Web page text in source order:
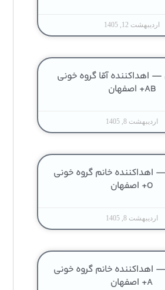
اردیبهشت 12, 1405
اهداکننده آقا گروه خونی
AB+ اصفهان
اردیبهشت 8, 1405
اهداکننده خانم گروه خونی
O+ اصفهان
اردیبهشت 8, 1405
اهداکننده خانم گروه خونی
A+ اصفهان